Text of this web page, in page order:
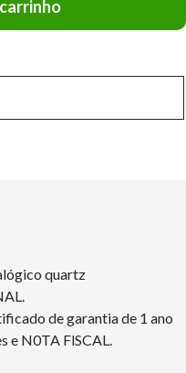
quartz
de garantia de 1 ano
e N0TA FlSCAL.